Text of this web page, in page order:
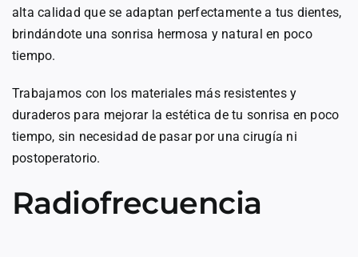
alta calidad que se adaptan perfectamente a tus dientes,
brindándote una sonrisa hermosa y natural en poco
tiempo.
Trabajamos con los materiales más resistentes y
duraderos para mejorar la estética de tu sonrisa en poco
tiempo, sin necesidad de pasar por una cirugía ni
postoperatorio.
Radiofrecuencia